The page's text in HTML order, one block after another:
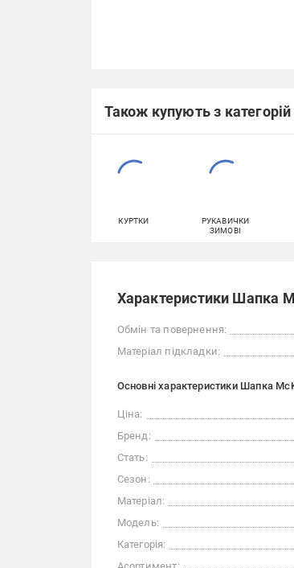
Також купують з категорій
КУРТКИ
РУКАВИЧКИ
ЗИМОВІ
Характеристики Шапка
Обмін та повернення:
Матеріал підкладки:
Основні характеристики Шапка
Ціна:
Бренд:
Стать:
Сезон:
Матеріал:
Модель:
Категорія: